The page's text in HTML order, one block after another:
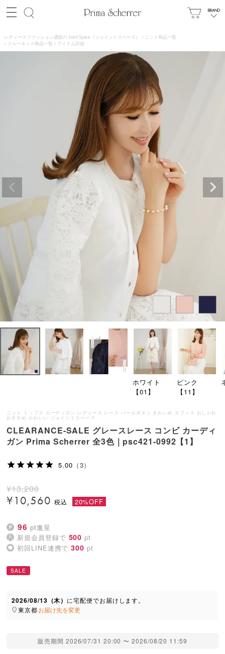
レディースファッション通販の Joint Space（ジョイントスペース）
ニット商品一覧
クルーネック商品一覧
アイテム詳細
ホワイト
【01】
ピンク
【11】
ニット トップス カーディガン レディース レース パールボタン きれいめ オフィス おしゃれ
おすすめ かわいい ジョイントスペース
CLEARANCE-SALE グレースレース コンビ カーディ
ガン Prima Scherrer 全3色｜psc421-0992【1】
5.00 （3）
¥13,200
¥10,560 20%OFF
96 pt進呈
新規会員登録で 500 pt
初回LINE連携で 300 pt
SALE
2026/08/13（木） に宅配便でお届けします。
東京都お届け先を変更
販売期間 2026/07/31 20:00 〜 2026/08/20 11:59